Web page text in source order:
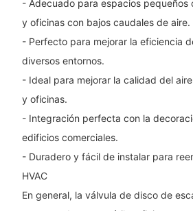
- Adecuado para espacios pequeños
y oficinas con bajos caudales de aire.
- Perfecto para mejorar la eficiencia
diversos entornos.
- Ideal para mejorar la calidad del
y oficinas.
- Integración perfecta con la
edificios comerciales.
- Duradero y fácil de instalar para
HVAC
En general, la válvula de disco de